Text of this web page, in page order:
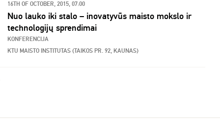
16TH OF OCTOBER, 2015, 07:00
Nuo lauko iki stalo – inovatyvūs maisto mokslo ir
technologijų sprendimai
KONFERENCIJA
KTU MAISTO INSTITUTAS (TAIKOS PR. 92, KAUNAS)